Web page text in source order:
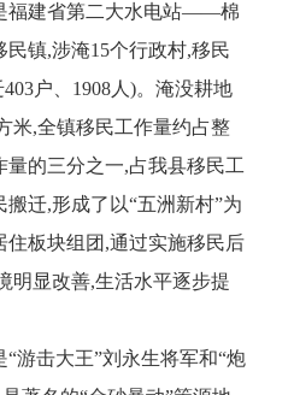
建省第二大水电站——棉
镇,涉淹15个行政村,移民
户、1908人)。淹没耕地
米,全镇移民工作量约占整
的三分之一,占我县移民工
迁,形成了以“五洲新村”为
住板块组团,通过实施移民后
明显改善,生活水平逐步提
击大王”刘永生将军和“炮